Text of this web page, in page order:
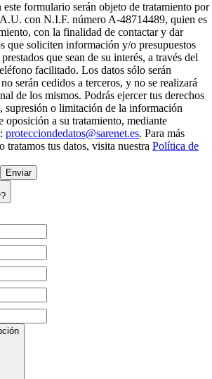
formulario serán objeto de tratamiento por
con N.I.F. número A-48714489, quien es
con la finalidad de contactar y dar
que soliciten información y/o presupuestos
que sean de su interés, a través del
facilitado. Los datos sólo serán
serán cedidos a terceros, y no se realizará
de los mismos. Podrás ejercer tus derechos
supresión o limitación de la información
oposición a su tratamiento, mediante
protecciondedatos@sarenet.es. Para más
tratamos tus datos, visita nuestra Política de
Enviar